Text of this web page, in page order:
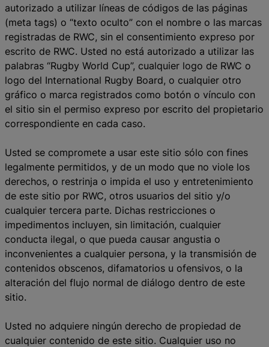
autorizado a utilizar líneas de códigos de las páginas
(meta tags) o “texto oculto” con el nombre o las marcas
registradas de RWC, sin el consentimiento expreso por
escrito de RWC. Usted no está autorizado a utilizar las
palabras “Rugby World Cup”, cualquier logo de RWC o
logo del International Rugby Board, o cualquier otro
gráfico o marca registrados como botón o vínculo con
el sitio sin el permiso expreso por escrito del propietario
correspondiente en cada caso.
Usted se compromete a usar este sitio sólo con fines
legalmente permitidos, y de un modo que no viole los
derechos, o restrinja o impida el uso y entretenimiento
de este sitio por RWC, otros usuarios del sitio y/o
cualquier tercera parte. Dichas restricciones o
impedimentos incluyen, sin limitación, cualquier
conducta ilegal, o que pueda causar angustia o
inconvenientes a cualquier persona, y la transmisión de
contenidos obscenos, difamatorios u ofensivos, o la
alteración del flujo normal de diálogo dentro de este
sitio.
Usted no adquiere ningún derecho de propiedad de
cualquier contenido de este sitio. Cualquier uso no